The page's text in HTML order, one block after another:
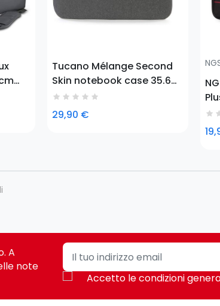
Tucano Mélange Second
Skin notebook case 35.6
cm (14") Sleeve case Black
29,90 €
A
note
Accetto le condizioni